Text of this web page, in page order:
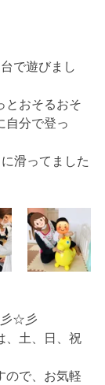
で遊びまし
とおそるおそ
自分で登っ
滑ってました
☆彡
、土、日、祝
ので、お気軽